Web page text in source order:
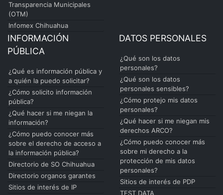
Transparencia Municipales
(OTM)
Infomex Chihuahua
INFORMACIÓN
PÚBLICA
¿Qué es información pública y
a quién la puedo solicitar?
¿Cómo solicito información
pública?
¿Qué hacer si me niegan la
información?
¿Cómo puedo conocer más
sobre el derecho de acceso a
la información pública?
Directorio de SO Chihuahua
Directorio organos garantes
Sitios de interés de IP
DATOS PERSONALES
¿Qué son los datos
personales?
¿Qué son los datos
personales sensibles?
¿Cómo protejo mis datos
personales?
¿Qué hacer si me niegan mis
derechos ARCO?
¿Cómo puedo conocer más
sobre mi derecho a la
protección de mis datos
personales?
Sitios de interés de PDP
TEST DATA